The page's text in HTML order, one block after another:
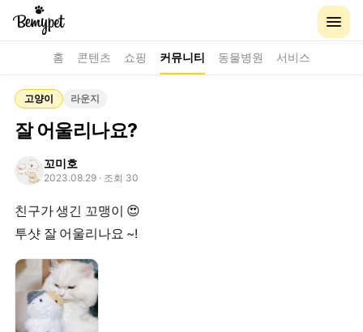
홈 콘텐츠 쇼핑 커뮤니티 동물병원 서비스
고양이 라운지
잘 어울리나요?
꼬미호
2023.08.29 · 조회 30
친구가 생긴 꼬맹이 😍
투샷 잘 어울리나요 ~!